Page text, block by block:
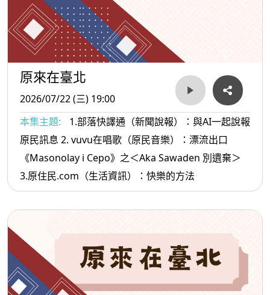
原來在臺北
2026/07/22 (三) 19:00
本集主題:
1.部落快譯通（新聞說報）：與AI一起說報
原民訊息 2. vuvu在唱歌（原民音樂）：漂流出口
《Masonolay i Cepo》之＜Aka Sawaden 別遺棄＞
3.原住民.com（生活資訊）：快樂的方法